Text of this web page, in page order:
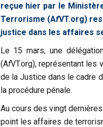
reçue hier par le
Terrorisme (AfVT.org)
justice dans les affaires
Le 15 mars, une
(AfVT.org), représentant les
de la Justice dans le cadre
la procédure pénale.
Au cours des vingt
point les affaires de